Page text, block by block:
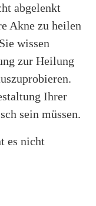
abgelenkt
Akne zu heilen
wissen
zur Heilung
Ihrer
sein müssen.
es nicht